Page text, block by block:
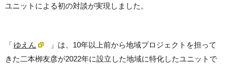
ユニットによる初の対談が実現しました。
「 ゆえん
」は、10年以上前から地域プロジェクトを担って
きた二本栁友彦が2022年に設立した地域に特化したユニットで